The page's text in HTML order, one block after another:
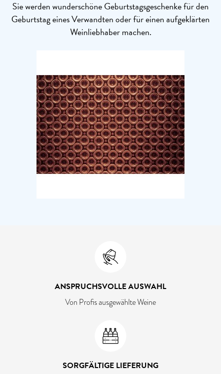
Sie werden wunderschöne Geburtstagsgeschenke für den
Geburtstag eines Verwandten oder für einen aufgeklärten
Weinliebhaber machen.
ANSPRUCHSVOLLE AUSWAHL
Von Profis ausgewählte Weine
SORGFÄLTIGE LIEFERUNG